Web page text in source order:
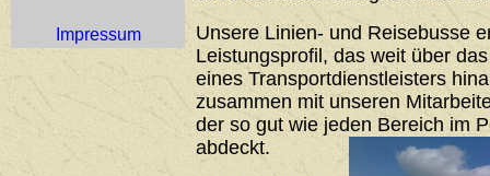
Impressum
Unsere Linien- und Reisebusse
Leistungsprofil, das weit über
eines Transportdienstleisters
zusammen mit unseren
der so gut wie jeden Bereich im
abdeckt.